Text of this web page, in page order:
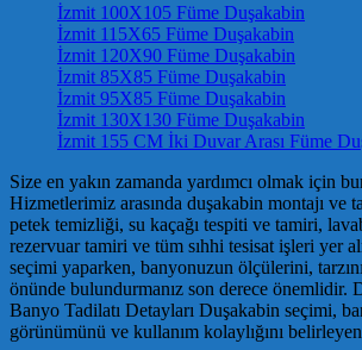
İzmit 100X105 Füme Duşakabin
İzmit 115X65 Füme Duşakabin
İzmit 120X90 Füme Duşakabin
İzmit 85X85 Füme Duşakabin
İzmit 95X85 Füme Duşakabin
İzmit 130X130 Füme Duşakabin
İzmit 155 CM İki Duvar Arası Füme
Size en yakın zamanda yardımcı olmak için
Hizmetlerimiz arasında duşakabin montajı ve
petek temizliği, su kaçağı tespiti ve tamiri,
rezervuar tamiri ve tüm sıhhi tesisat işleri yer
seçimi yaparken, banyonuzun ölçülerini,
önünde bulundurmanız son derece önemlidir.
Banyo Tadilatı Detayları Duşakabin seçimi,
görünümünü ve kullanım kolaylığını